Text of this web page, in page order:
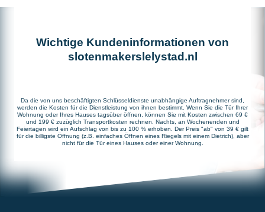
Wichtige Kundeninformationen von
slotenmakerslelystad.nl
Da die von uns beschäftigten Schlüsseldienste unabhängige Auftragnehmer sind,
werden die Kosten für die Dienstleistung von ihnen bestimmt. Wenn Sie die Tür Ihrer
Wohnung oder Ihres Hauses tagsüber öffnen, können Sie mit Kosten zwischen 69 €
und 199 € zuzüglich Transportkosten rechnen. Nachts, an Wochenenden und
Feiertagen wird ein Aufschlag von bis zu 100 % erhoben. Der Preis "ab" von 39 € gilt
für die billigste Öffnung (z.B. einfaches Öffnen eines Riegels mit einem Dietrich), aber
nicht für die Tür eines Hauses oder einer Wohnung.